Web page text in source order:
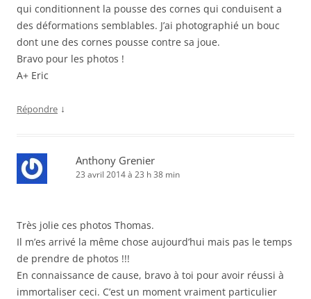
qui conditionnent la pousse des cornes qui conduisent a
des déformations semblables. J’ai photographié un bouc
dont une des cornes pousse contre sa joue.
Bravo pour les photos !
A+ Eric
Répondre ↓
Anthony Grenier
23 avril 2014 à 23 h 38 min
Très jolie ces photos Thomas.
Il m’es arrivé la même chose aujourd’hui mais pas le temps
de prendre de photos !!!
En connaissance de cause, bravo à toi pour avoir réussi à
immortaliser ceci. C’est un moment vraiment particulier